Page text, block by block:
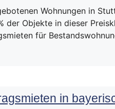
Wohnungen in
der Objekte in dieser
für
in